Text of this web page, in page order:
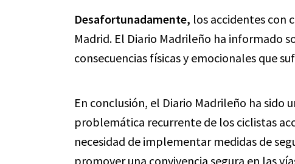
Desafortunadamente, los accidentes con
Madrid. El Diario Madrileño ha informado
consecuencias físicas y emocionales que
En conclusión, el Diario Madrileño ha sido
problemática recurrente de los ciclistas
necesidad de implementar medidas de
promover una convivencia segura en las